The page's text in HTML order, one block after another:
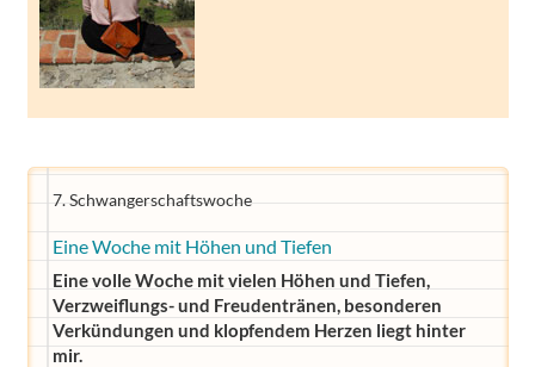
7. Schwangerschaftswoche
Eine Woche mit Höhen und Tiefen
Eine volle Woche mit vielen Höhen und Tiefen,
Verzweiflungs- und Freudentränen, besonderen
Verkündungen und klopfendem Herzen liegt hinter
mir.